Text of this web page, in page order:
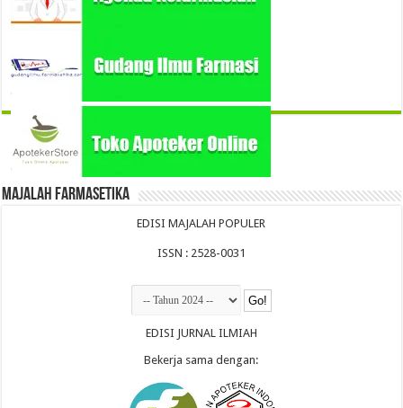
Majalah Farmasetika
EDISI MAJALAH POPULER
ISSN : 2528-0031
EDISI JURNAL ILMIAH
Bekerja sama dengan: